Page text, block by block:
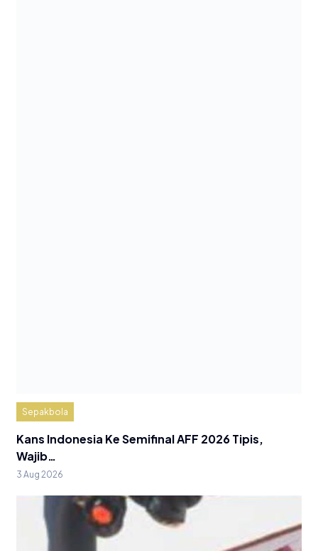
Sepakbola
Kans Indonesia Ke Semifinal AFF 2026 Tipis,
Wajib…
3 Aug 2026